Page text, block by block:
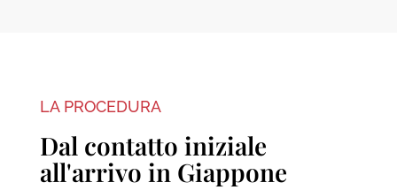
LA PROCEDURA
Dal contatto iniziale
all'arrivo in Giappone